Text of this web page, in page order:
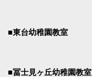
■東台幼稚園教室
■冨士見ヶ丘幼稚園教室